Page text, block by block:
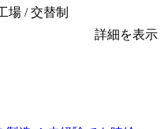
場 / 交替制
詳細を表示